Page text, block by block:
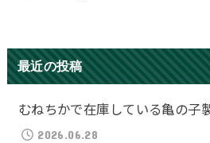
最近の投稿
むねちかで在庫している亀の子
2026.06.28